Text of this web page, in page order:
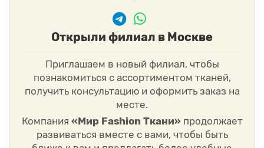
Открыли филиал в Москве
Приглашаем в новый филиал, чтобы
познакомиться с ассортиментом тканей,
получить консультацию и оформить заказ на
месте.
Компания «Мир Fashion Ткани» продолжает
развиваться вместе с вами, чтобы быть